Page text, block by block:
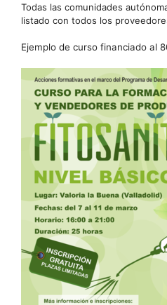
Todas las comunidades
listado con todos los
Ejemplo de curso financiado al